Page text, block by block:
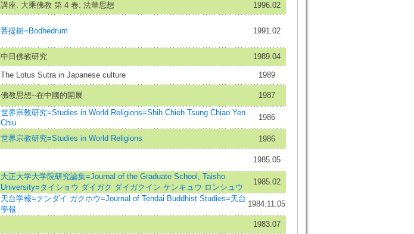
講座. 大乘佛教 第 4 卷: 法華思想 1996.02
菩提樹=Bodhedrum 1991.02
中日佛教研究
1989.04
The Lotus Sutra in Japanese culture 1989
佛教思想--在中國的開展
1987
世界宗敎研究=Studies in World Religions=Shih Chieh Tsung Chiao Yen
Chiu
1986
世界宗教研究=Studies in World Religions 1986
1985.05
大正大学大学院研究論集=Journal of the Graduate School, Taisho
University=タイショウ ダイガク ダイガクイン ケンキュウ ロンシュウ
1985.02
天台学報=テンダイ ガクホウ=Journal of Tendai Buddhist Studies=天台
學報
1984.11.05
1983.07